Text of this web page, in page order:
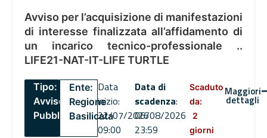
Avviso per l’acquisizione di manifestazioni
di interesse finalizzata all’affidamento di
un incarico tecnico-professionale ..
LIFE21-NAT-IT-LIFE TURTLE
Tipo:
Avviso
Pubblico
Ente:
Regione
Basilicata
Data
inizio:
22/07/2026
09:00
Data di
scadenza:
06/08/2026
23:59
Scaduto
da:
2
giorni
Maggiori
dettagli